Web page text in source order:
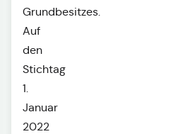
Grundbesitzes.
Auf
den
Stichtag
1.
Januar
2022